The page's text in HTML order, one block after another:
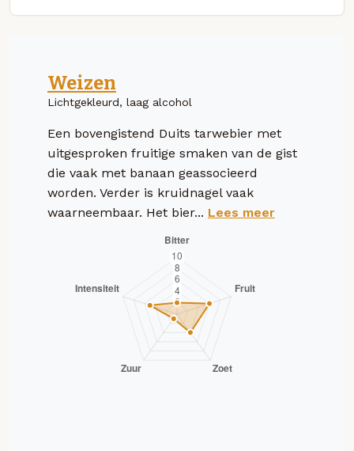
Weizen
Lichtgekleurd, laag alcohol
Een bovengistend Duits tarwebier met
uitgesproken fruitige smaken van de gist
die vaak met banaan geassocieerd
worden. Verder is kruidnagel vaak
waarneembaar. Het bier... Lees meer